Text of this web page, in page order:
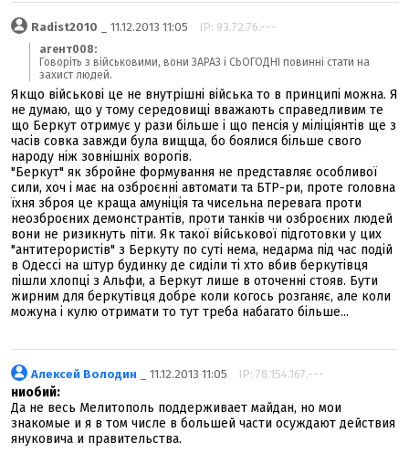
Radist2010 _ 11.12.2013 11:05 IP: 93.72.76.---
агент008:
Говоріть з військовими, вони ЗАРАЗ і СЬОГОДНІ повинні стати на
захист людей.
Якщо військові це не внутрішні війська то в принципі можна. Я
не думаю, що у тому середовищі вважають справедливим те
що Беркут отримує у рази більше і що пенсія у міліціянтів ще з
часів совка завжди була вищща, бо боялися більше свого
народу ніж зовнішніх ворогів.
"Беркут" як збройне формування не представляє особливої
сили, хоч і має на озброєнні автомати та БТР-ри, проте головна
їхня зброя це краща амуніція та чисельна перевага проти
неозброєних демонстрантів, проти танків чи озброєних людей
вони не ризикнуть піти. Як такої військової підготовки у цих
"антитерористів" з Беркуту по суті нема, недарма під час подій
в Одессі на штур будинку де сиділи ті хто вбив беркутівця
пішли хлопці з Альфи, а Беркут лише в оточенні стояв. Бути
жирним для беркутівця добре коли когось розганяє, але коли
можуна і кулю отримати то тут треба набагато більше...
Алексей Володин _ 11.12.2013 11:05 IP: 78.154.167.---
ниобий:
Да не весь Мелитополь поддерживает майдан, но мои
знакомые и я в том числе в большей части осуждают действия
януковича и правительства.